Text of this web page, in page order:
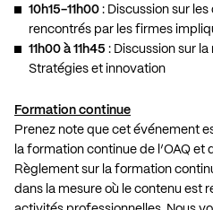
10h15-11h00 : Discussion sur
rencontrés par les firmes
11h00 à 11h45 : Discussion sur
Stratégies et innovation
Formation continue
Prenez note que cet événement
la formation continue de l’OAQ et
Règlement sur la formation
dans la mesure où le contenu est